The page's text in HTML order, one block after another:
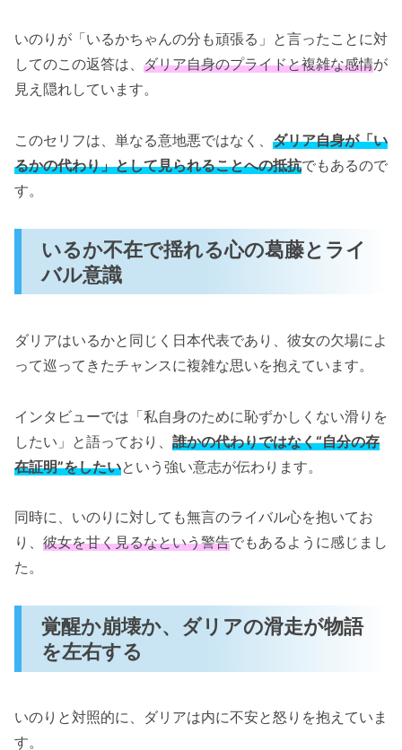
いのりが「いるかちゃんの分も頑張る」と言ったことに対
してのこの返答は、 ダリア自身のプライドと複雑な感情が
見え隠れしています。
このセリフは、単なる意地悪ではなく、 ダリア自身が「い
るかの代わり」として見られることへの抵抗でもあるので
す。
いるか不在で揺れる心の葛藤とライ
バル意識
ダリアはいるかと同じく日本代表であり、彼女の欠場によ
って巡ってきたチャンスに複雑な思いを抱えています。
インタビューでは「私自身のために恥ずかしくない滑りを
したい」と語っており、 誰かの代わりではなく“自分の存
在証明”をしたいという強い意志が伝わります。
同時に、いのりに対しても無言のライバル心を抱いてお
り、 彼女を甘く見るなという警告でもあるように感じまし
た。
覚醒か崩壊か、ダリアの滑走が物語
を左右する
いのりと対照的に、ダリアは内に不安と怒りを抱えていま
す。